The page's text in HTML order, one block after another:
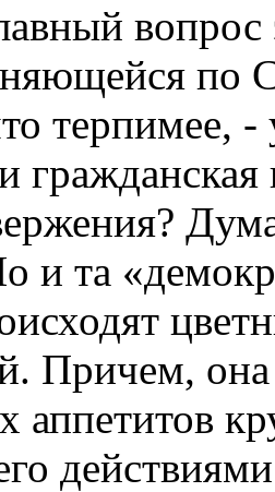
вопрос
по
терпимее, -
и та
Причем, она